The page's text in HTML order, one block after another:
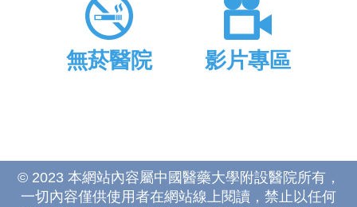
無菸醫院 影片專區
© 2023 本網站內容屬中國醫藥大學附設醫院所有，
一切內容僅供使用者在網站線上閱讀，禁止以任何